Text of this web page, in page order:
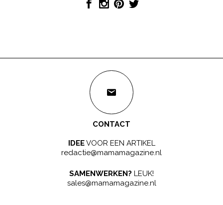
CONTACT
IDEEVOOR EEN ARTIKEL
redactie@mamamagazine.nl
SAMENWERKEN? LEUK!
sales@mamamagazine.nl